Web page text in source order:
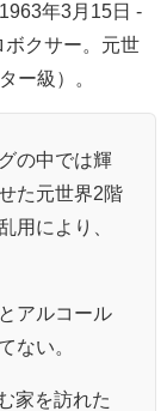
年3月15日 -
ボクサー。元世
ー級）。
の中では輝
た元世界2階
用により、
アルコール
ない。
家を訪れた